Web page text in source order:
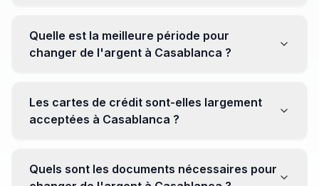
établissements réputés pour éviter les surprises.
Quelle est la meilleure période pour
changer de l'argent à Casablanca ?
soyez attentif aux fluctuations pour maximiser la valeur
de vos devises.
Les cartes de crédit sont-elles largement
acceptées à Casablanca ?
Cependant, avoir un peu de monnaie locale peut être
Quels sont les documents nécessaires pour